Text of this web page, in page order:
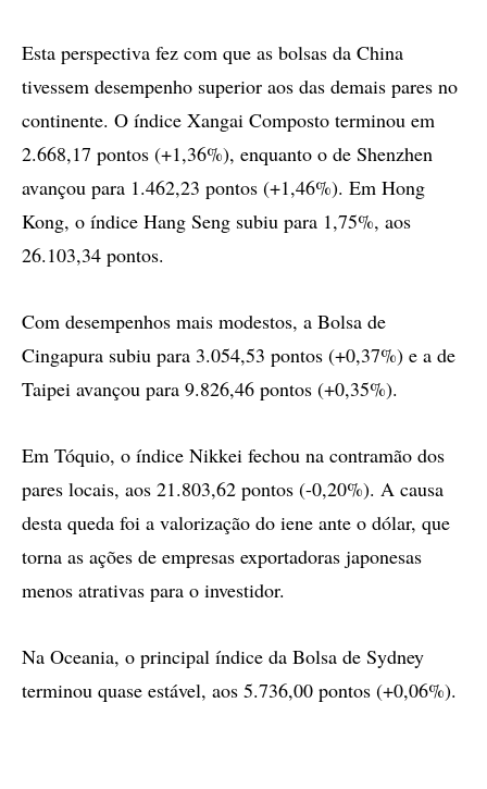
Esta perspectiva fez com que as bolsas da China
tivessem desempenho superior aos das demais pares no
continente. O índice Xangai Composto terminou em
2.668,17 pontos (+1,36%), enquanto o de Shenzhen
avançou para 1.462,23 pontos (+1,46%). Em Hong
Kong, o índice Hang Seng subiu para 1,75%, aos
26.103,34 pontos.
Com desempenhos mais modestos, a Bolsa de
Cingapura subiu para 3.054,53 pontos (+0,37%) e a de
Taipei avançou para 9.826,46 pontos (+0,35%).
Em Tóquio, o índice Nikkei fechou na contramão dos
pares locais, aos 21.803,62 pontos (-0,20%). A causa
desta queda foi a valorização do iene ante o dólar, que
torna as ações de empresas exportadoras japonesas
menos atrativas para o investidor.
Na Oceania, o principal índice da Bolsa de Sydney
terminou quase estável, aos 5.736,00 pontos (+0,06%).